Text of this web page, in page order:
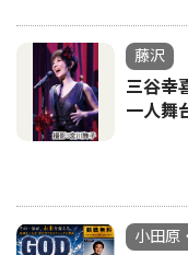
藤沢
三谷幸
一人舞
小田原